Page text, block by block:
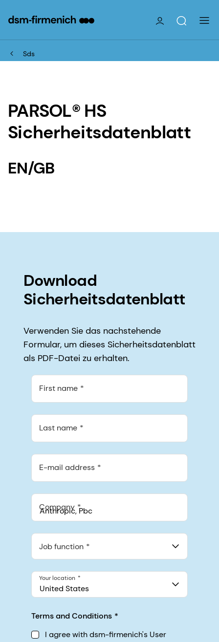
Sds
PARSOL® HS
Sicherheitsdatenblatt
EN/GB
Download
Sicherheitsdatenblatt
Verwenden Sie das nachstehende
Formular, um dieses Sicherheitsdatenblatt
als PDF-Datei zu erhalten.
First name
Last name
E-mail address
Company
548 Market St Pmb 90375, San Francisco, California, US
Job function
United States
Your location
Terms and Conditions
I agree with dsm-firmenich's User